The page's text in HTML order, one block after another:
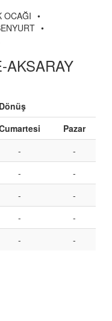
OCAĞI •
•
AKSARAY
Dönüş
Pazar
-
-
-
-
-
-
-
-
- -